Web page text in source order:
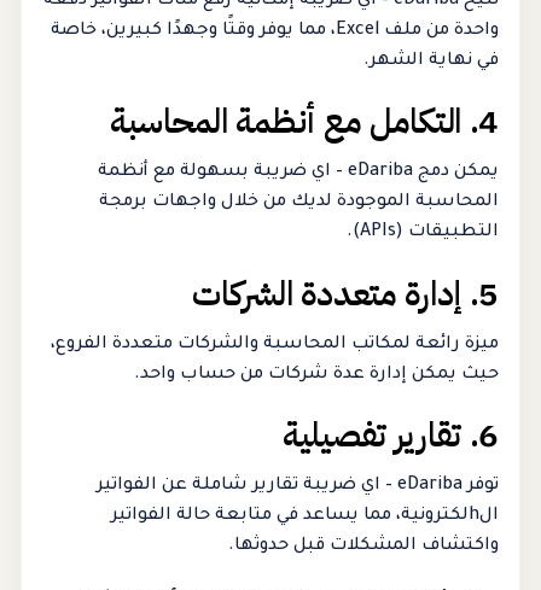
واحدة من ملف Excel، مما يوفر وقتًا وجهدًا كبيرين، خاصة
في نهاية الشهر.
4. التكامل مع أنظمة المحاسبة
يمكن دمج eDariba – اي ضريبة بسهولة مع أنظمة
المحاسبة الموجودة لديك من خلال واجهات برمجة
التطبيقات (APIs).
5. إدارة متعددة الشركات
ميزة رائعة لمكاتب المحاسبة والشركات متعددة الفروع،
حيث يمكن إدارة عدة شركات من حساب واحد.
6. تقارير تفصيلية
توفر eDariba – اي ضريبة تقارير شاملة عن الفواتير
الhلكترونية، مما يساعد في متابعة حالة الفواتير
واكتشاف المشكلات قبل حدوثها.